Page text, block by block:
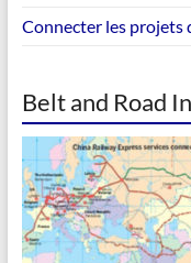
Connecter les projets
Belt and Road